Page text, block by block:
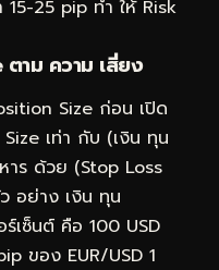
25 pip ทำ ให้ Risk
าม ความ เสี่ยง
Size ก่อน เปิด
เท่า กับ (เงิน ทุน
ร ด้วย (Stop Loss
อย่าง เงิน ทุน
เซ็นต์ คือ 100 USD
ของ EUR/USD 1